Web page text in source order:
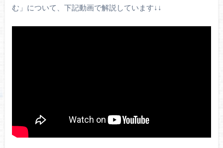
む」について、下記動画で解説しています↓↓